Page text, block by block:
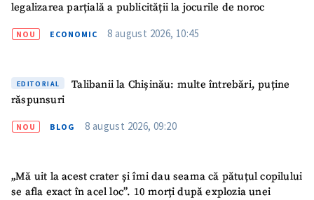
legalizarea parțială a publicității la jocurile de noroc
NOU ECONOMIC 8 august 2026, 10:45
EDITORIAL
Talibanii la Chișinău: multe întrebări, puține
răspunsuri
NOU BLOG 8 august 2026, 09:20
„Mă uit la acest crater și îmi dau seama că pătuțul copilului
se afla exact în acel loc”. 10 morți după explozia unei